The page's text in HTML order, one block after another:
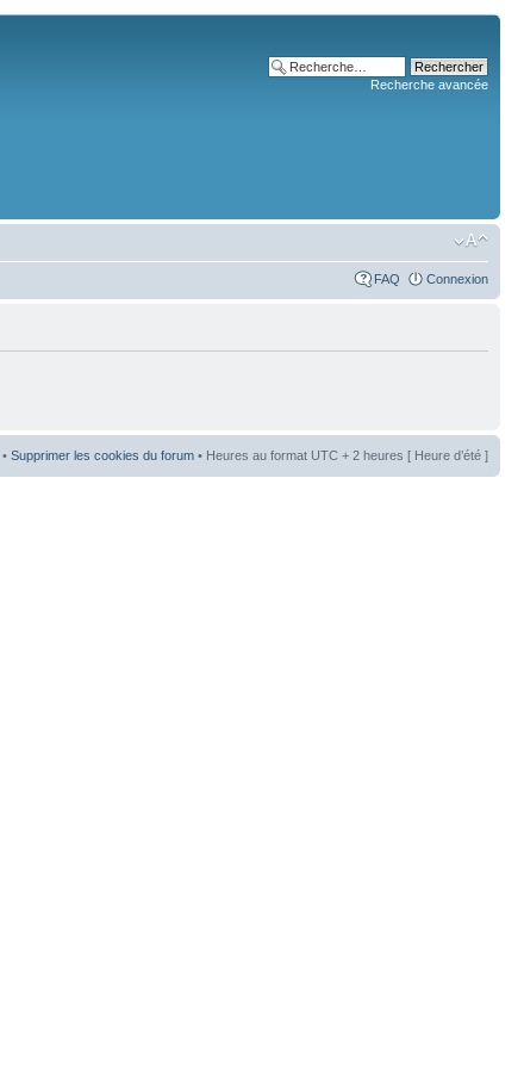
Recherche avancée
FAQ Connexion
• Supprimer les cookies du forum • Heures au format UTC + 2 heures [ Heure d’été ]